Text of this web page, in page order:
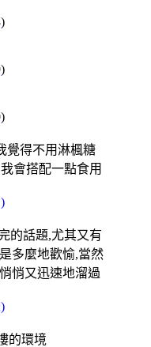
覺得不用淋楓糖
會搭配一點食用
的話題,尤其又有
多麼地歡愉,當然
悄又迅速地溜過
的環境